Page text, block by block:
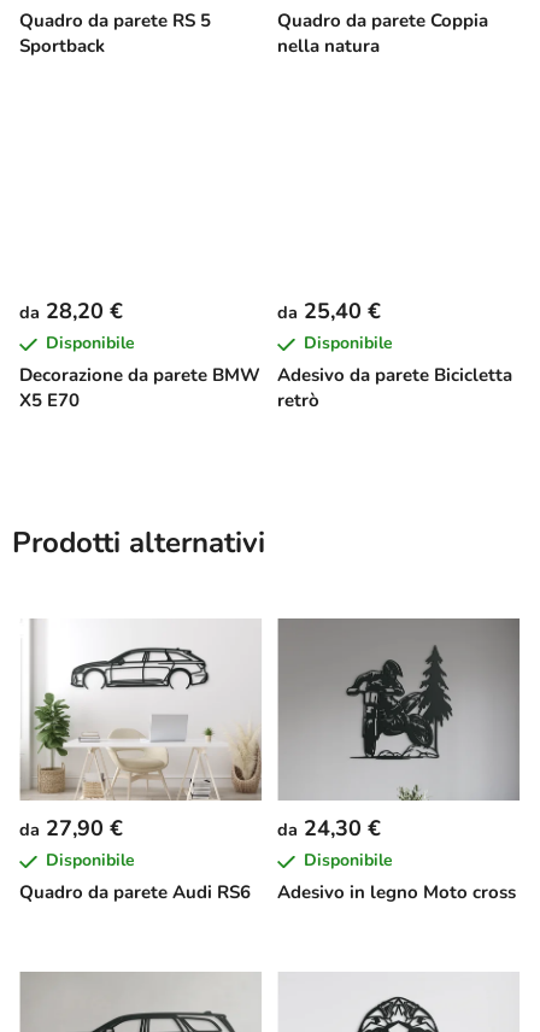
Quadro da parete RS 5
Sportback
Quadro da parete Coppia
nella natura
Decorazione da parete BMW
X5 E70
da 28,20 €
Disponibile
Adesivo da parete Bicicletta
retrò
da 25,40 €
Disponibile
Prodotti alternativi
Quadro da parete Audi RS6
da 27,90 €
Disponibile
Adesivo in legno Moto cross
da 24,30 €
Disponibile